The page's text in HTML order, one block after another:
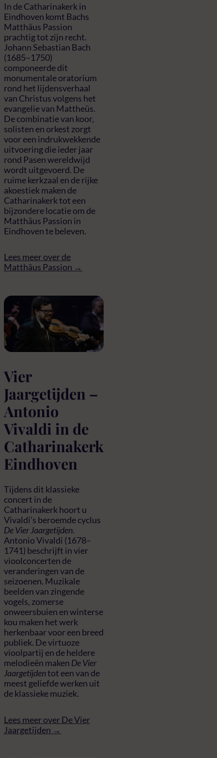
In de Catharinakerk in
Eindhoven komt Bachs
Matthäus Passion
prachtig tot zijn recht.
Johann Sebastian Bach
(1685–1750)
componeerde dit
monumentale oratorium
rond het lijdensverhaal
van Christus volgens het
evangelie van Mattheüs.
De combinatie van koor,
solisten en orkest zorgt
voor een indrukwekkende
uitvoering die ieder jaar
rond Pasen wereldwijd
wordt uitgevoerd. De
ruime kerkzaal en de rijke
akoestiek maken de
Catharinakerk tot een
bijzondere locatie om de
Matthäus Passion in
Eindhoven te beleven.
Lees meer over de
Matthäus Passion →
Vier
Jaargetijden –
Antonio
Vivaldi in de
Catharinakerk
Eindhoven
Tijdens dit klassieke
concert in de
Catharinakerk hoort u
Vivaldi’s beroemde cyclus
De Vier Jaargetijden.
Antonio Vivaldi (1678–
1741) beschrijft in vier
vioolconcerten de
veranderingen van de
seizoenen. Muzikale
beelden van zingende
vogels, zomerse
onweersbuien en winterse
kou maken het werk
herkenbaar voor een breed
publiek. De virtuoze
vioolpartij en de heldere
melodieën maken De Vier
Jaargetijdentot een van de
meest geliefde werken uit
de klassieke muziek.
Lees meer over De Vier
Jaargetijden →